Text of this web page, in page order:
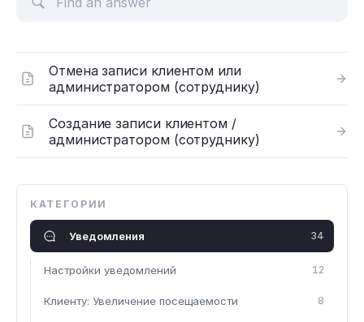
КАТЕГОРИИ
Уведомления 34
Настройки уведомлений 12
Клиенту: Увеличение посещаемости 8
Отмена записи клиентом или
администратором (сотруднику)
Создание записи клиентом /
администратором (сотруднику)